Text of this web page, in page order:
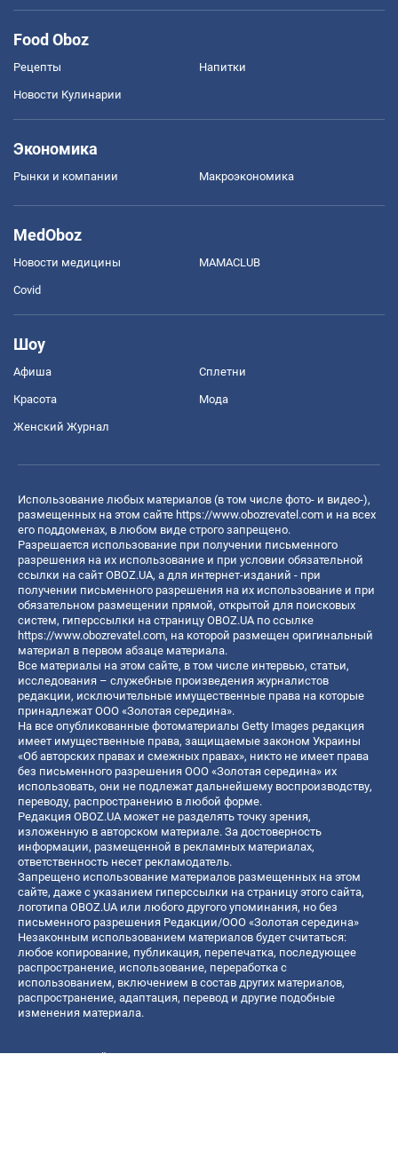
Food Oboz
Рецепты Напитки
Новости Кулинарии
Экономика
Рынки и компании Mакроэкономика
MedOboz
Новости медицины MAMACLUB
Covid
Шоу
Афиша Сплетни
Красота Мода
Женский Журнал
Использование любых материалов (в том числе фото- и видео-),
размещенных на этом сайте https://www.obozrevatel.com и на всех
его поддоменах, в любом виде строго запрещено.
Разрешается использование при получении письменного
разрешения на их использование и при условии обязательной
ссылки на сайт OBOZ.UA, а для интернет-изданий - при
получении письменного разрешения на их использование и при
обязательном размещении прямой, открытой для поисковых
систем, гиперссылки на страницу OBOZ.UA по ссылке
https://www.obozrevatel.com, на которой размещен оригинальный
материал в первом абзаце материала.
Все материалы на этом сайте, в том числе интервью, статьи,
исследования – служебные произведения журналистов
редакции, исключительные имущественные права на которые
принадлежат ООО «Золотая середина».
На все опубликованные фотоматериалы Getty Images редакция
имеет имущественные права, защищаемые законом Украины
«Об авторских правах и смежных правах», никто не имеет права
без письменного разрешения ООО «Золотая середина» их
использовать, они не подлежат дальнейшему воспроизводству,
переводу, распространению в любой форме.
Редакция OBOZ.UA может не разделять точку зрения,
изложенную в авторском материале. За достоверность
информации, размещенной в рекламных материалах,
ответственность несет рекламодатель.
Запрещено использование материалов размещенных на этом
сайте, даже с указанием гиперссылки на страницу этого сайта,
логотипа OBOZ.UA или любого другого упоминания, но без
письменного разрешения Редакции/ООО «Золотая середина»
Незаконным использованием материалов будет считаться:
любое копирование, публикация, перепечатка, последующее
распространение, использование, переработка с
использованием, включением в состав других материалов,
распространение, адаптация, перевод и другие подобные
изменения материала.
Название онлайн медиа — «OBOZ.UA»